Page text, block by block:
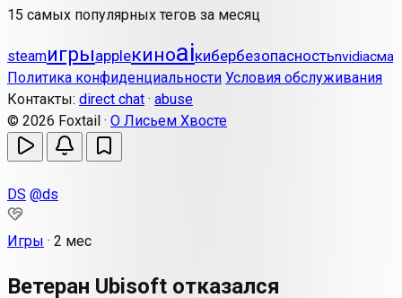
15 самых популярных тегов за месяц
steamигрыappleкиноaiкибербезопасностьnvidia
Политика конфиденциальности Условия обслуживания
Контакты: direct chat · abuse
© 2026 Foxtail · О Лисьем Хвосте
DS @ds
Игры · 2 мес
Ветеран Ubisoft отказался